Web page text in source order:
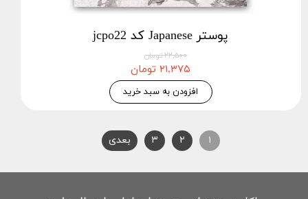
پوستر Japanese کد jcpo22
۲۲,۵۰۰ تومان
۲۱,۳۷۵ تومان
افزودن به سبد خرید
۱ ۲ ۳ بعدی